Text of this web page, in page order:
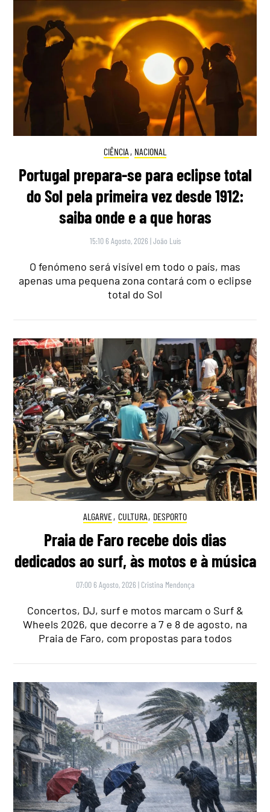
CIÊNCIA , NACIONAL
Portugal prepara-se para eclipse total
do Sol pela primeira vez desde 1912:
saiba onde e a que horas
15:10 6 Agosto, 2026 |João Luís
O fenómeno será visível em todo o país, mas
apenas uma pequena zona contará com o eclipse
total do Sol
ALGARVE, CULTURA, DESPORTO
Praia de Faro recebe dois dias
dedicados ao surf, às motos e à música
07:00 6 Agosto, 2026 | Cristina Mendonça
Concertos, DJ, surf e motos marcam o Surf &
Wheels 2026, que decorre a 7 e 8 de agosto, na
Praia de Faro, com propostas para todos